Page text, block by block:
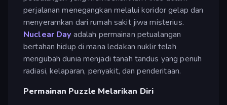
perjalanan menegangkan melalui koridor gelap dan
menyeramkan dari rumah sakit jiwa misterius.
Nuclear Day adalah permainan petualangan
bertahan hidup di mana ledakan nuklir telah
mengubah dunia menjadi tanah tandus yang penuh
radiasi, kelaparan, penyakit, dan penderitaan.
Permainan Puzzle Melarikan Diri